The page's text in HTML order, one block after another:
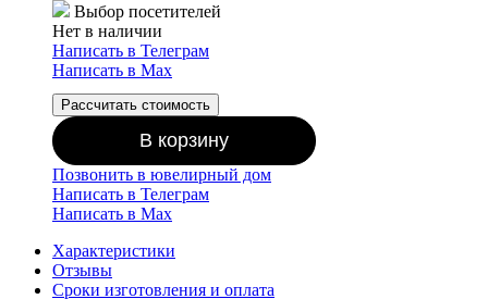
Выбор посетителей
Нет в наличии
Написать в Телеграм
Написать в Мах
Рассчитать стоимость
В корзину
Позвонить в ювелирный дом
Написать в Телеграм
Написать в Мах
Характеристики
Отзывы
Сроки изготовления и оплата